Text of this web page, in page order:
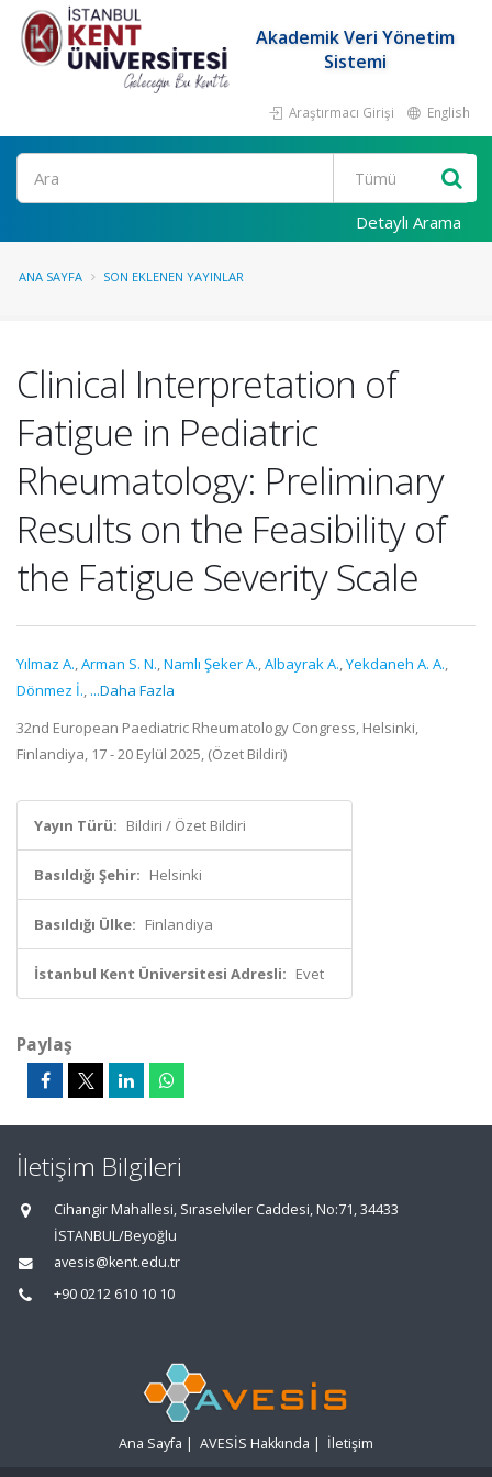
Akademik Veri Yönetim
Sistemi
Araştırmacı Girişi English
Ara
Detaylı Arama
ANA SAYFA SON EKLENEN YAYINLAR
Clinical Interpretation of
Fatigue in Pediatric
Rheumatology: Preliminary
Results on the Feasibility of
the Fatigue Severity Scale
Yılmaz A.,Arman S. N.,Namlı Şeker A.,Albayrak A.,Yekdaneh A. A.,
Dönmez İ., ...Daha Fazla
32nd European Paediatric Rheumatology Congress, Helsinki,
Finlandiya, 17 - 20 Eylül 2025, (Özet Bildiri)
Yayın Türü: Bildiri / Özet Bildiri
Basıldığı Şehir: Helsinki
Basıldığı Ülke: Finlandiya
İstanbul Kent Üniversitesi Adresli: Evet
Paylaş
İletişim Bilgileri
Cihangir Mahallesi, Sıraselviler Caddesi, No:71, 34433
İSTANBUL/Beyoğlu
avesis@kent.edu.tr
+90 0212 610 10 10
Ana Sayfa | AVESİS Hakkında | İletişim